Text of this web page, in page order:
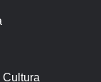
Cultura